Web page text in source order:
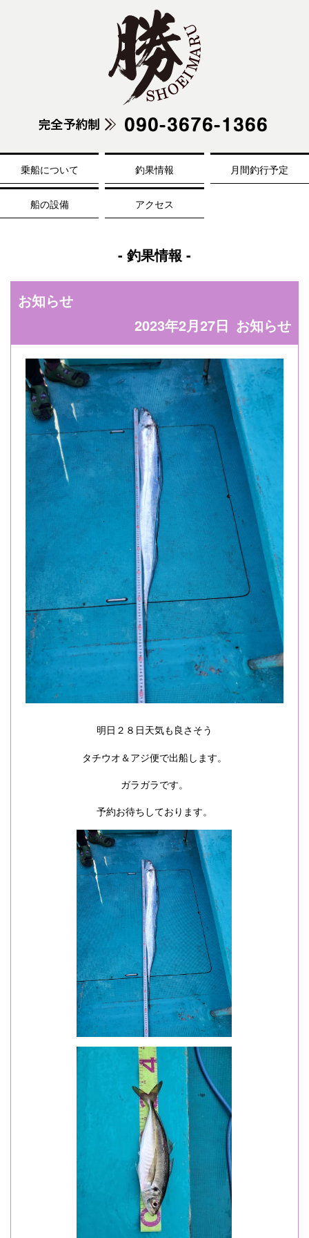
乗船について 釣果情報 月間釣行予定
船の設備 アクセス
- 釣果情報 -
お知らせ
2023年2月27日 お知らせ
明日２８日天気も良さそう
タチウオ＆アジ便で出船します。
ガラガラです。
予約お待ちしております。